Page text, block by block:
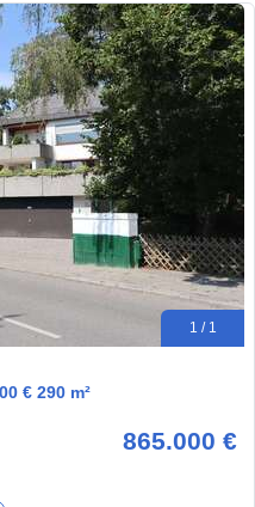
1 / 1
€ 290 m²
865.000 €